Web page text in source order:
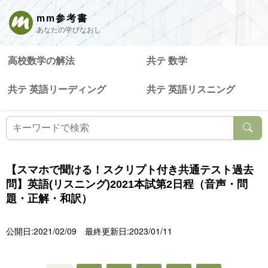
mm参考書
あなたの学びなおし
高校数学の解法 共テ 数学
共テ 英語リーディング 共テ 英語リスニング
【スマホで聞ける！スクリプト付き共通テスト過去
問】英語(リスニング)2021本試第2日程（音声・問
題・正解・和訳）
公開日:2021/02/09 最終更新日:2023/01/11